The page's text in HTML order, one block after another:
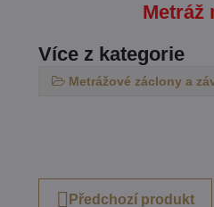
Metráž
Více z kategorie
Metrážové záclony a
Předchozí produkt